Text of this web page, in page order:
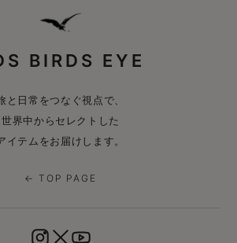
BIRDS EYE
と日常をつなぐ視点で、
世界中からセレクトした
イテムをお届けします。
← TOP PAGE